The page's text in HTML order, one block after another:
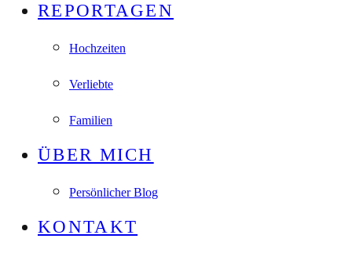
REPORTAGEN
Hochzeiten
Verliebte
Familien
ÜBER MICH
Persönlicher Blog
KONTAKT